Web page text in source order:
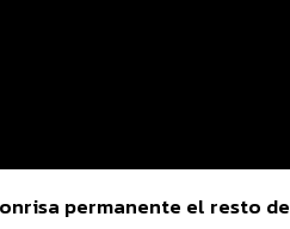
permanente el resto de